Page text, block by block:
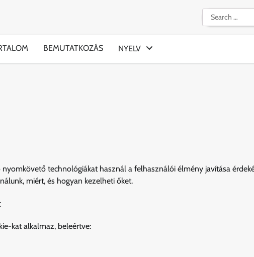
Search
for:
BEMUTATKOZÁS NYELV
technológiákat használ a felhasználói élmény javítása
miért, és hogyan kezelheti őket.
kat alkalmaz, beleértve: